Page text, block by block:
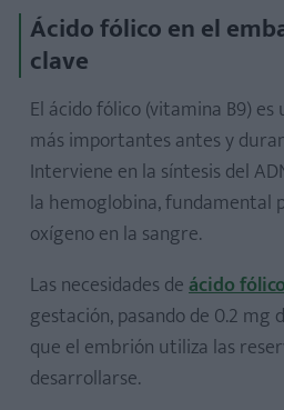
Ácido fólico en el
clave
El ácido fólico (vitamina B9)
más importantes antes y
Interviene en la síntesis del
la hemoglobina, fundamental
oxígeno en la sangre.
Las necesidades deácido
gestación, pasando de 0.2 mg
que el embrión utiliza las
desarrollarse.